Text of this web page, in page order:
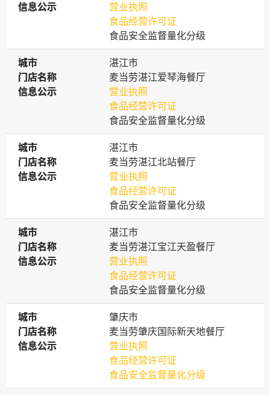
信息公示
信息公示
营业执照
食品经营许可证
食品安全监督量化分级
城市
城市
湛江市
门店名称
门店名称
麦当劳湛江爱琴海餐厅
信息公示
信息公示
营业执照
食品经营许可证
食品安全监督量化分级
城市
城市
湛江市
门店名称
门店名称
麦当劳湛江北站餐厅
信息公示
信息公示
营业执照
食品经营许可证
食品安全监督量化分级
城市
城市
湛江市
门店名称
门店名称
麦当劳湛江宝江天盈餐厅
信息公示
信息公示
营业执照
食品经营许可证
食品安全监督量化分级
城市
城市
肇庆市
门店名称
门店名称
麦当劳肇庆国际新天地餐厅
信息公示
信息公示
营业执照
食品经营许可证
食品安全监督量化分级